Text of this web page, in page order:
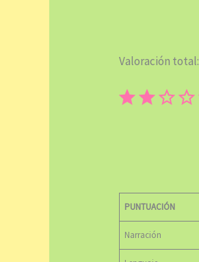
Valoración total:
⭐⭐
PUNTUACIÓN
Narración